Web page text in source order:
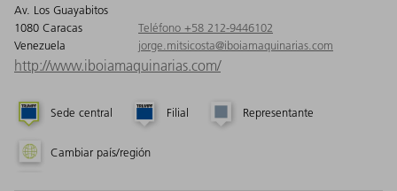
Av. Los Guayabitos
1080 Caracas
Venezuela
Teléfono +58 212-9446102
jorge.mitsicosta@iboiamaquinarias.com
http://www.iboiamaquinarias.com/
Sede central Filial Representante
Cambiar país/región